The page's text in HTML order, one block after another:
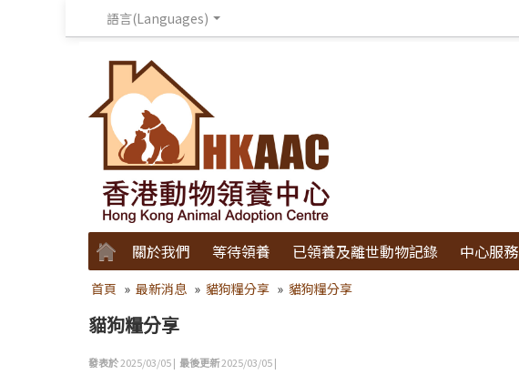
語言(Languages)
關於我們 等待領養 已領養及離世動物記錄 中心服務
首頁 » 最新消息 » 貓狗糧分享 » 貓狗糧分享
貓狗糧分享
發表於2025/03/05 | 最後更新2025/03/05 |